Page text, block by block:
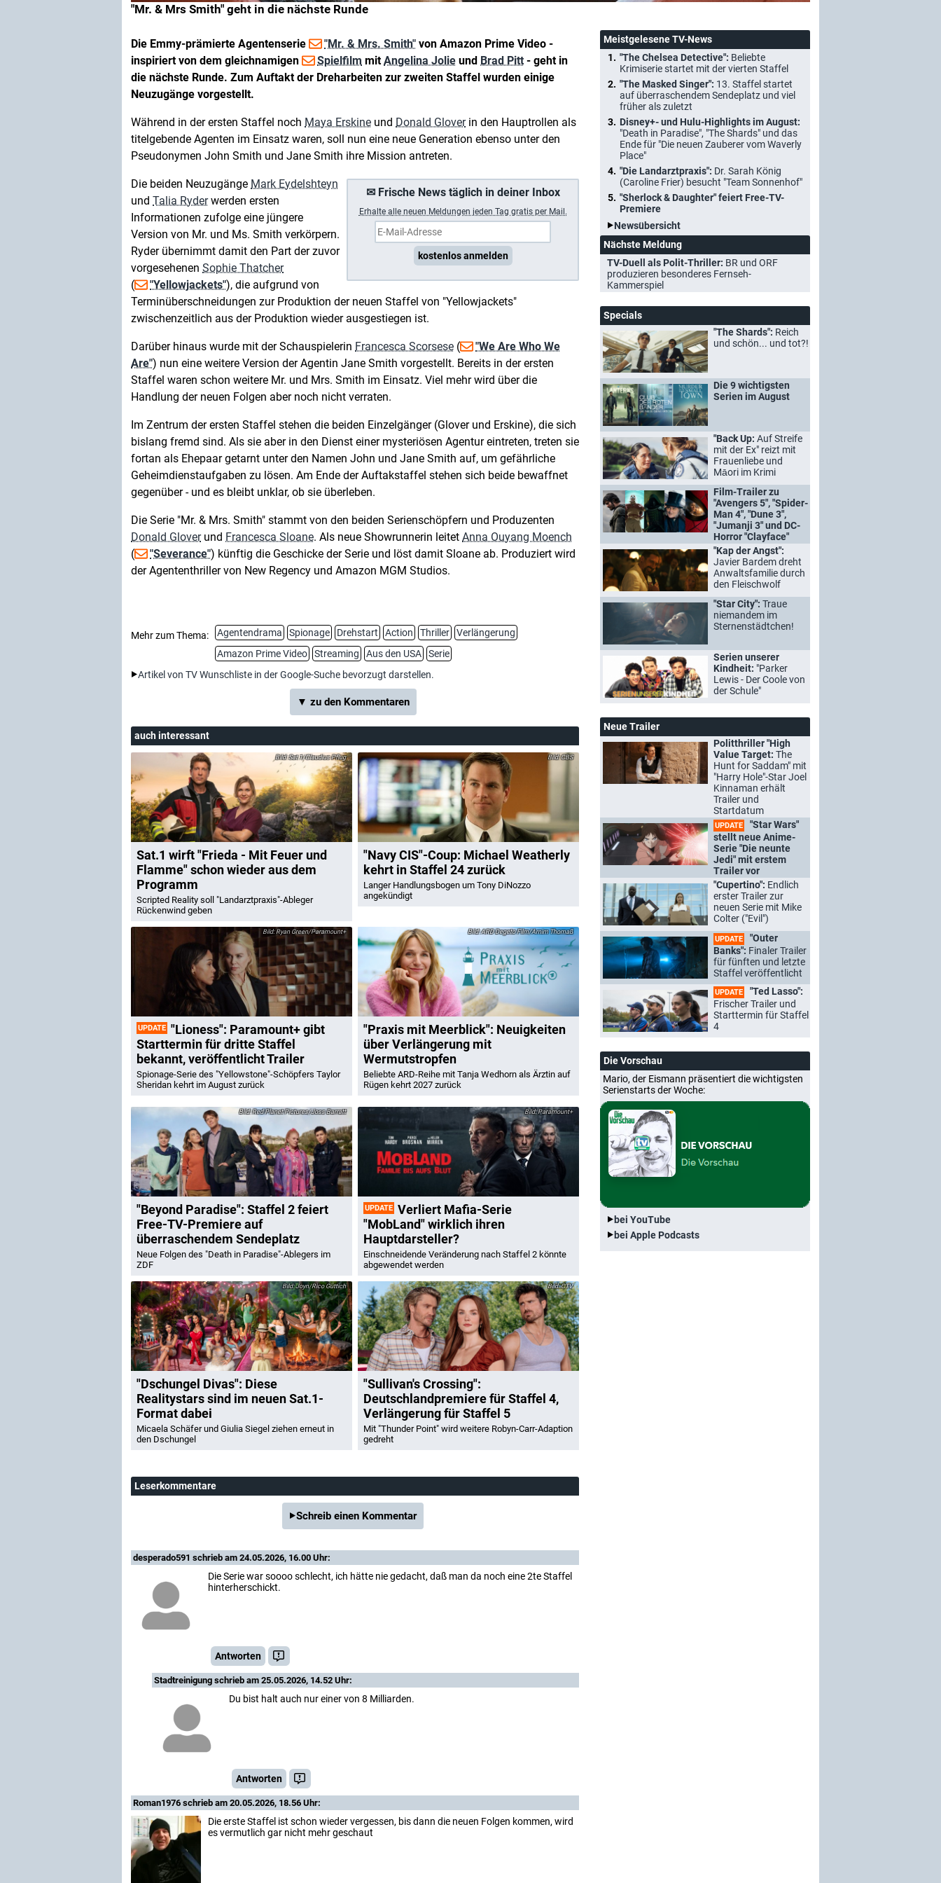
"Mr. & Mrs Smith" geht in die nächste Runde
Die Emmy-prämierte Agentenserie "Mr. & Mrs. Smith" von Amazon Prime Video -
inspiriert von dem gleichnamigen
Spielfilm mitAngelina Jolie und Brad Pitt - geht in
die nächste Runde. Zum Auftakt der Dreharbeiten zur zweiten Staffel wurden einige
Neuzugänge vorgestellt.
Während in der ersten Staffel noch Maya Erskine und Donald Gloverin den Hauptrollen als
titelgebende Agenten im Einsatz waren, soll nun eine neue Generation ebenso unter den
Pseudonymen John Smith und Jane Smith ihre Mission antreten.
✉ Frische News täglich in deiner Inbox
Erhalte a lle neuen Meldungen jeden Tag gratis per Mail.
kostenlos anmelden
Die beiden Neuzugänge Mark Eydelshteyn
und Talia Ryderwerden ersten
Informationen zufolge eine jüngere
Version von Mr. und Ms. Smith verkörpern.
Ryder übernimmt damit den Part der zuvor
vorgesehenen Sophie Thatcher
(
"Yellowjackets"), die aufgrund von
Terminüberschneidungen zur Produktion der neuen Staffel von "Yellowjackets"
zwischenzeitlich aus der Produktion wieder ausgestiegen ist.
Darüber hinaus wurde mit der Schauspielerin Francesca Scorsese (
"We Are Who We
Are") nun eine weitere Version der Agentin Jane Smith vorgestellt. Bereits in der ersten
Staffel waren schon weitere Mr. und Mrs. Smith im Einsatz. Viel mehr wird über die
Handlung der neuen Folgen aber noch nicht verraten.
Im Zentrum der ersten Staffel stehen die beiden Einzelgänger (Glover und Erskine), die sich
bislang fremd sind. Als sie aber in den Dienst einer mysteriösen Agentur eintreten, treten sie
fortan als Ehepaar getarnt unter den Namen John und Jane Smith auf, um gefährliche
Geheimdienstaufgaben zu lösen. Am Ende der Auftakstaffel stehen sich beide bewaffnet
gegenüber - und es bleibt unklar, ob sie überleben.
Die Serie "Mr. & Mrs. Smith" stammt von den beiden Serienschöpfern und Produzenten
Donald Gloverund Francesca Sloane. Als neue Showrunnerin leitet Anna Ouyang Moench
(
"Severance") künftig die Geschicke der Serie und löst damit Sloane ab. Produziert wird
der Agententhriller von New Regency und Amazon MGM Studios.
Mehr zum Thema: Agentendrama Spionage Drehstart Action Thriller
Verlängerung
Amazon Prime Video
Streaming Aus den USA
Serie
Artikel von TV Wunschliste in der Google-Suche bevorzugt darstellen.
▼ zu den Kommentaren
auch interessant
Sat.1/Claudius Pflug
Sat.1 wirft "Frieda - Mit Feuer und
Flamme" schon wieder aus dem
Programm
Scripted Reality soll "Landarztpraxis"-Ableger
Rückenwind geben
CBS
"Navy CIS"-Coup: Michael Weatherly
kehrt in Staffel 24 zurück
Langer Handlungsbogen um Tony DiNozzo
angekündigt
Ryan Green/Paramount+
UPDATE "Lioness": Paramount+ gibt
Starttermin für dritte Staffel
bekannt, veröffentlicht Trailer
Spionage-Serie des "Yellowstone"-Schöpfers Taylor
Sheridan kehrt im August zurück
ARD Degeto Film/Arnim Thomaß
"Praxis mit Meerblick": Neuigkeiten
über Verlängerung mit
Wermutstropfen
Beliebte ARD-Reihe mit Tanja Wedhorn als Ärztin auf
Rügen kehrt 2027 zurück
Red Planet Pictures/Joss Barratt
"Beyond Paradise": Staffel 2 feiert
Free-TV-Premiere auf
überraschendem Sendeplatz
Neue Folgen des "Death in Paradise"-Ablegers im
ZDF
Paramount+
UPDATE Verliert Mafia-Serie
"MobLand" wirklich ihren
Hauptdarsteller?
Einschneidende Veränderung nach Staffel 2 könnte
abgewendet werden
Joyn/Rico Güttich
"Dschungel Divas": Diese
Realitystars sind im neuen Sat.1-
Format dabei
Micaela Schäfer und Giulia Siegel ziehen erneut in
den Dschungel
CTV
"Sullivan's Crossing":
Deutschlandpremiere für Staffel 4,
Verlängerung für Staffel 5
Mit "Thunder Point" wird weitere Robyn-Carr-Adaption
gedreht
Leserkommentare
Schreib einen Kommentar
desperado591 schrieb am 24.05.2026, 16.00 Uhr:
Die Serie war soooo schlecht, ich hätte nie gedacht, daß man da noch eine 2te Staffel
hinterherschickt.
Antworten
Stadtreinigung schrieb am 25.05.2026, 14.52 Uhr:
Du bist halt auch nur einer von 8 Milliarden.
Antworten
Roman1976 schrieb am 20.05.2026, 18.56 Uhr:
Die erste Staffel ist schon wieder vergessen, bis dann die neuen Folgen kommen, wird
es vermutlich gar nicht mehr geschaut
Meistgelesene TV-News
"The Chelsea Detective": Beliebte
Krimiserie startet mit der vierten Staffel
"The Masked Singer": 13. Staffel startet
auf überraschendem Sendeplatz und viel
früher als zuletzt
Disney+- und Hulu-Highlights im August:
"Death in Paradise", "The Shards" und das
Ende für "Die neuen Zauberer vom Waverly
Place"
"Die Landarztpraxis": Dr. Sarah König
(Caroline Frier) besucht "Team Sonnenhof"
"Sherlock & Daughter" feiert Free-TV-
Premiere
Newsübersicht
Nächste Meldung
TV-Duell als Polit-Thriller: BR und ORF
produzieren besonderes Fernseh-
Kammerspiel
Specials
"The Shards": Reich
und schön... und tot?!
Die 9 wichtigsten
Serien im August
"Back Up: Auf Streife
mit der Ex" reizt mit
Frauenliebe und
Māori im Krimi
Film-Trailer zu
"Avengers 5", "Spider-
Man 4", "Dune 3",
"Jumanji 3" und DC-
Horror "Clayface"
"Kap der Angst":
Javier Bardem dreht
Anwaltsfamilie durch
den Fleischwolf
"Star City": Traue
niemandem im
Sternenstädtchen!
Serien unserer
Kindheit: "Parker
Lewis - Der Coole von
der Schule"
Neue Trailer
Politthriller "High
Value Target: The
Hunt for Saddam" mit
"Harry Hole"-Star Joel
Kinnaman erhält
Trailer und
Startdatum
UPDATE
"Star Wars"
stellt neue Anime-
Serie "Die neunte
Jedi" mit erstem
Trailer vor
"Cupertino": Endlich
erster Trailer zur
neuen Serie mit Mike
Colter ("Evil")
UPDATE
"Outer
Banks": Finaler Trailer
für fünften und letzte
Staffel veröffentlicht
UPDATE
"Ted Lasso":
Frischer Trailer und
Starttermin für Staffel
4
Die Vorschau
Mario, der Eismann präsentiert die wichtigsten
Serienstarts der Woche:
bei YouTube
bei Apple Podcasts